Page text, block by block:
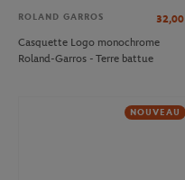
ROLAND GARROS 32,00
Casquette Logo monochrome
Roland-Garros - Terre battue
NOUVEAU